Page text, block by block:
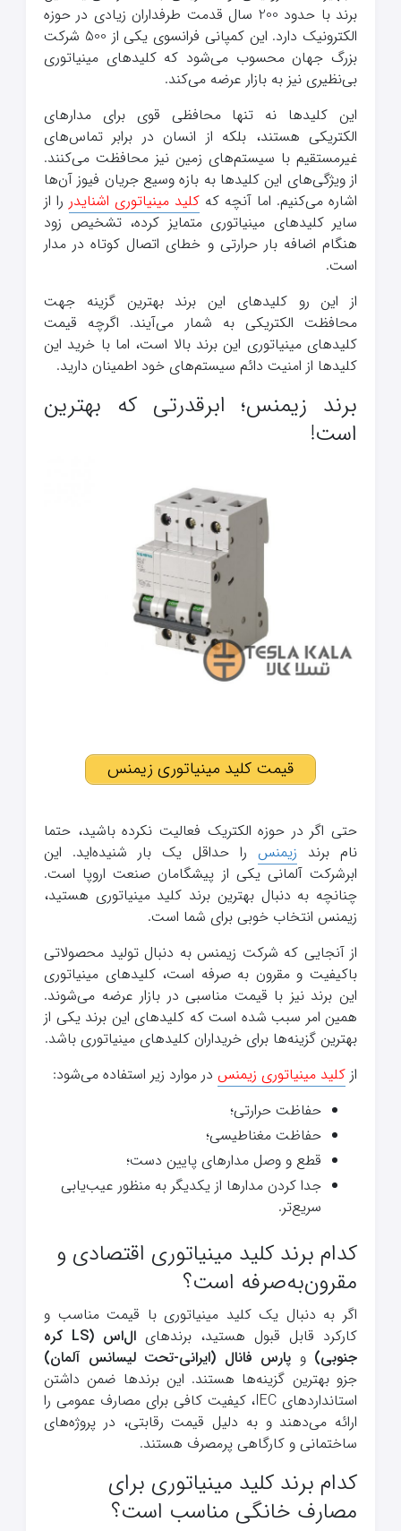
برند با حدود 200 سال قدمت طرفداران زیادی در حوزه
الکترونیک دارد. این کمپانی فرانسوی یکی از 500 شرکت
بزرگ جهان محسوب می‌شود که کلیدهای مینیاتوری
بی‌نظیری نیز به بازار عرضه می‌کند.
این کلیدها نه تنها محافظی قوی برای مدارهای
الکتریکی هستند، بلکه از انسان در برابر تماس‌های
غیرمستقیم با سیستم‌های زمین نیز محافظت می‌کنند.
از ویژگی‌های این کلیدها به بازه وسیع جریان فیوز آن‌ها
اشاره می‌کنیم. اما آنچه که کلید مینیاتوری اشنایدر را از
سایر کلیدهای مینیاتوری متمایز کرده، تشخیص زود
هنگام اضافه بار حرارتی و خطای اتصال کوتاه در مدار
است.
از این رو کلیدهای این برند بهترین گزینه جهت
محافظت الکتریکی به شمار می‌آیند. اگرچه قیمت
کلیدهای مینیاتوری این برند بالا است، اما با خرید این
کلیدها از امنیت دائم سیستم‌های خود اطمینان دارید.
برند زیمنس؛ ابرقدرتی که بهترین
است!
قیمت کلید مینیاتوری زیمنس
حتی اگر در حوزه الکتریک فعالیت نکرده باشید، حتما
نام برند زیمنس را حداقل یک بار شنیده‌اید. این
ابرشرکت آلمانی یکی از پیشگامان صنعت اروپا است.
چنانچه به دنبال بهترین برند کلید مینیاتوری هستید،
زیمنس انتخاب خوبی برای شما است.
از آنجایی که شرکت زیمنس به دنبال تولید محصولاتی
باکیفیت و مقرون به صرفه است، کلیدهای مینیاتوری
این برند نیز با قیمت مناسبی در بازار عرضه می‌شوند.
همین امر سبب شده است که کلیدهای این برند یکی از
بهترین گزینه‌ها برای خریداران کلیدهای مینیاتوری باشد.
از کلید مینیاتوری زیمنس در موارد زیر استفاده می‌شود:
حفاظت حرارتی؛
حفاظت مغناطیسی؛
قطع و وصل مدارهای پایین دست؛
جدا کردن مدارها از یکدیگر به منظور عیب‌یابی
سریع‌تر.
کدام برند کلید مینیاتوری اقتصادی و
مقرون‌به‌صرفه است؟
اگر به دنبال یک کلید مینیاتوری با قیمت مناسب و
کارکرد قابل قبول هستید، برندهای
ال‌اس (LS کره
جنوبی) و پارس فانال (ایرانی-تحت لیسانس آلمان)
جزو بهترین گزینه‌ها هستند. این برندها ضمن داشتن
استانداردهای IEC، کیفیت کافی برای مصارف عمومی را
ارائه می‌دهند و به دلیل قیمت رقابتی، در پروژه‌های
ساختمانی و کارگاهی پرمصرف هستند.
کدام برند کلید مینیاتوری برای
مصارف خانگی مناسب است؟